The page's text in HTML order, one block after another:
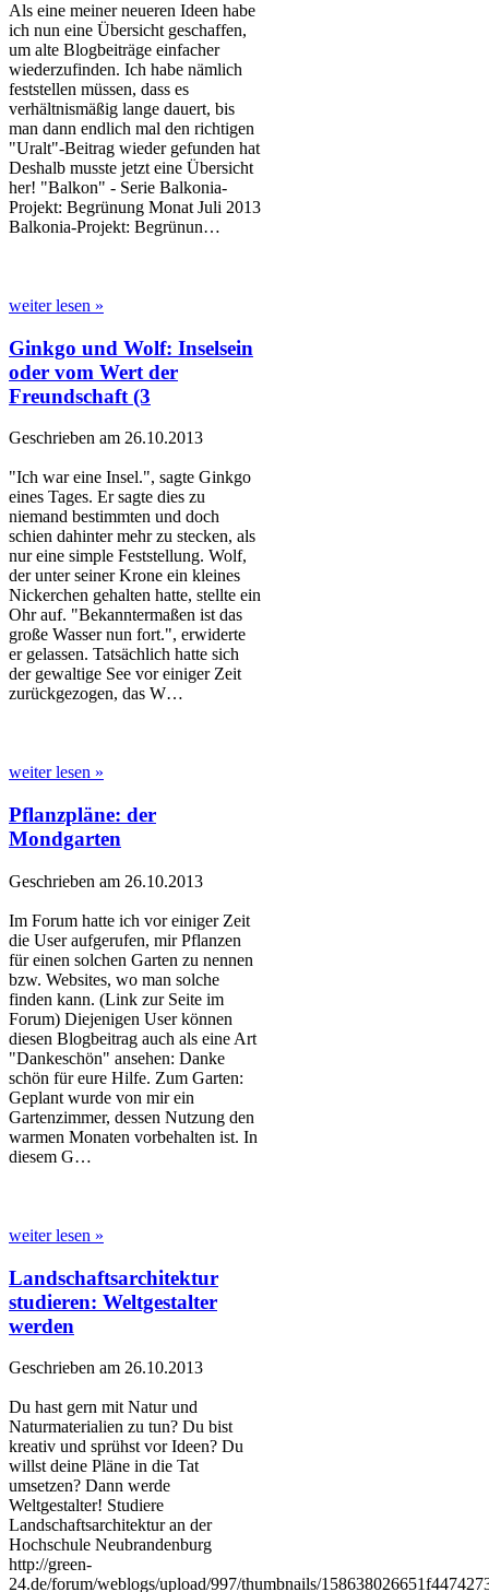
Als eine meiner neueren Ideen habe
ich nun eine Übersicht geschaffen,
um alte Blogbeiträge einfacher
wiederzufinden. Ich habe nämlich
feststellen müssen, dass es
verhältnismäßig lange dauert, bis
man dann endlich mal den richtigen
"Uralt"-Beitrag wieder gefunden hat
Deshalb musste jetzt eine Übersicht
her! "Balkon" - Serie Balkonia-
Projekt: Begrünung Monat Juli 2013
Balkonia-Projekt: Begrünun…
weiter lesen »
Ginkgo und Wolf: Inselsein
oder vom Wert der
Freundschaft (3
Geschrieben am 26.10.2013
"Ich war eine Insel.", sagte Ginkgo
eines Tages. Er sagte dies zu
niemand bestimmten und doch
schien dahinter mehr zu stecken, als
nur eine simple Feststellung. Wolf,
der unter seiner Krone ein kleines
Nickerchen gehalten hatte, stellte ein
Ohr auf. "Bekanntermaßen ist das
große Wasser nun fort.", erwiderte
er gelassen. Tatsächlich hatte sich
der gewaltige See vor einiger Zeit
zurückgezogen, das W…
weiter lesen »
Pflanzpläne: der
Mondgarten
Geschrieben am 26.10.2013
Im Forum hatte ich vor einiger Zeit
die User aufgerufen, mir Pflanzen
für einen solchen Garten zu nennen
bzw. Websites, wo man solche
finden kann. (Link zur Seite im
Forum) Diejenigen User können
diesen Blogbeitrag auch als eine Art
"Dankeschön" ansehen: Danke
schön für eure Hilfe. Zum Garten:
Geplant wurde von mir ein
Gartenzimmer, dessen Nutzung den
warmen Monaten vorbehalten ist. In
diesem G…
weiter lesen »
Landschaftsarchitektur
studieren: Weltgestalter
werden
Geschrieben am 26.10.2013
Du hast gern mit Natur und
Naturmaterialien zu tun? Du bist
kreativ und sprühst vor Ideen? Du
willst deine Pläne in die Tat
umsetzen? Dann werde
Weltgestalter! Studiere
Landschaftsarchitektur an der
Hochschule Neubrandenburg
http://green-
24.de/forum/weblogs/upload/997/thumbnails/